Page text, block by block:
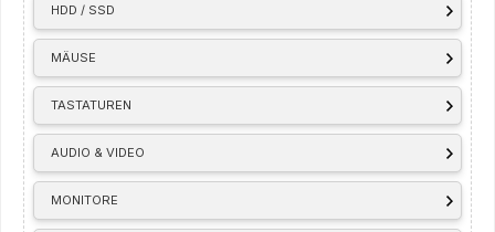
HDD / SSD
MÄUSE
TASTATUREN
AUDIO & VIDEO
MONITORE